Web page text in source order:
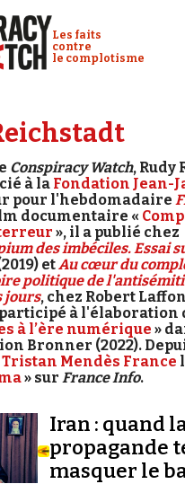
Conspiracy Watch :
Les faits
contre
le complotisme
Analyses
Conspipédia
Vidéos
Émissions
Revues de presse
Conspiracy Watch, Rudy
à la Fondation Jean-
pour l'hebdomadaire
documentaire «
», il a publié chez
des imbéciles. Essai
etAu cœur du
politique de
jours, chez Robert
à l'élaboration
à l’ère numérique »
Bronner (2022).
Tristan Mendès France
» sur France Info.
Iran : quand
propagande
masquer le